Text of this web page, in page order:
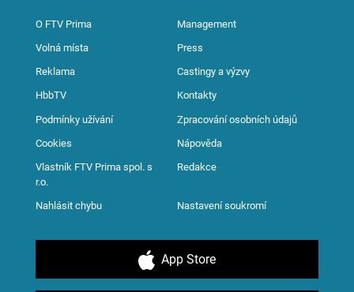
O FTV Prima Management
Volná místa Press
Reklama Castingy a výzvy
HbbTV Kontakty
Podmínky užívání Zpracování osobních údajů
Cookies Nápověda
Vlastník FTV Prima spol. s
r.o.
Redakce
Nahlásit chybu Nastavení soukromí
App Store